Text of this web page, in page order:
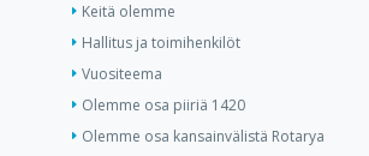
Keitä olemme
Hallitus ja toimihenkilöt
Vuositeema
Olemme osa piiriä 1420
Olemme osa kansainvälistä Rotarya